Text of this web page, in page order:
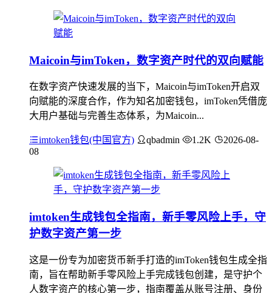
Maicoin与imToken，数字资产时代的双向赋能
在数字资产快速发展的当下，Maicoin与imToken开启双
向赋能的深度合作，作为知名加密钱包，imToken凭借庞
大用户基础与完善生态体系，为Maicoin...
imtoken钱包(中国官方) qbadmin 1.2K
2026-08-
08
imtoken生成钱包全指南，新手零风险上手，守
护数字资产第一步
这是一份专为加密货币新手打造的imToken钱包生成全指
南，旨在帮助新手零风险上手完成钱包创建，是守护个
人数字资产的核心第一步，指南覆盖从账号注册、身份